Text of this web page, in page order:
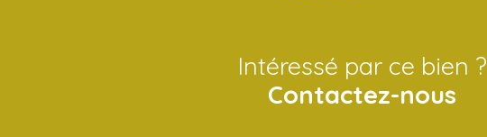
Intéressé par ce bien ?
Contactez-nous